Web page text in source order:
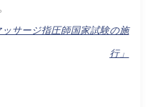
サージ指圧師国家試験の施
行」